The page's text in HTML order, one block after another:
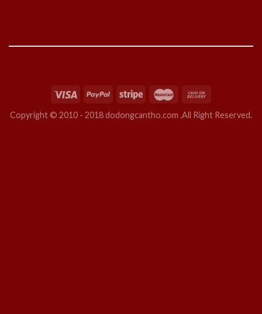
Copyright © 2010 - 2018 dodongcantho.com .All Right Reserved.